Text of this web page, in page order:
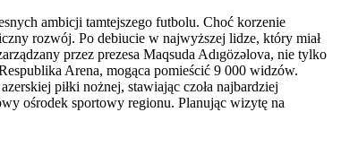
ambicji tamtejszego futbolu. Choć korzenie
rozwój. Po debiucie w najwyższej lidze, który miał
przez prezesa Maqsuda Adıgözəlova, nie tylko
Arena, mogąca pomieścić 9 000 widzów.
piłki nożnej, stawiając czoła najbardziej
ośrodek sportowy regionu. Planując wizytę na